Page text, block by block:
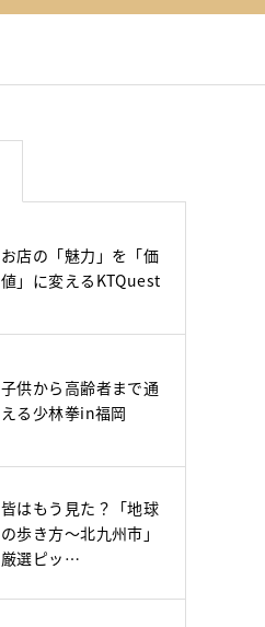
お店の「魅力」を「価
値」に変えるKTQuest
子供から高齢者まで通
える少林拳in福岡
皆はもう見た？「地球
の歩き方～北九州市」
厳選ピッ…